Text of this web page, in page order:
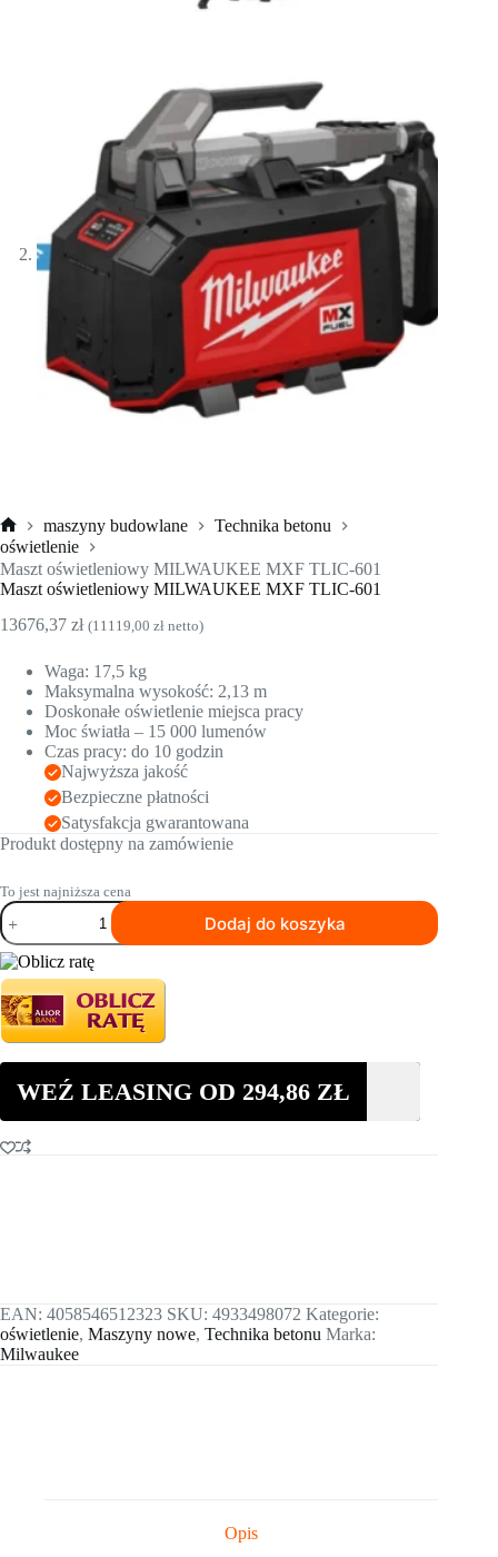
Strona
główna
maszyny budowlane
Technika betonu
oświetlenie
Maszt oświetleniowy MILWAUKEE MXF TLIC-601
Maszt oświetleniowy MILWAUKEE MXF TLIC-601
13676,37 zł (11119,00 zł netto)
Waga: 17,5 kg
Maksymalna wysokość: 2,13 m
Doskonałe oświetlenie miejsca pracy
Moc światła – 15 000 lumenów
Czas pracy: do 10 godzin
Najwyższa jakość
Bezpieczne płatności
Satysfakcja gwarantowana
Produkt dostępny na zamówienie
To jest najniższa cena
ilość
Maszt
oświetleniowy
MILWAUKEE
MXF
TLIC-
601
Dodaj do koszyka
WEŹ LEASING OD 294,86 ZŁ
EAN: 4058546512323 SKU: 4933498072 Kategorie:
oświetlenie, Maszyny nowe, Technika betonu Marka:
Milwaukee
Opis